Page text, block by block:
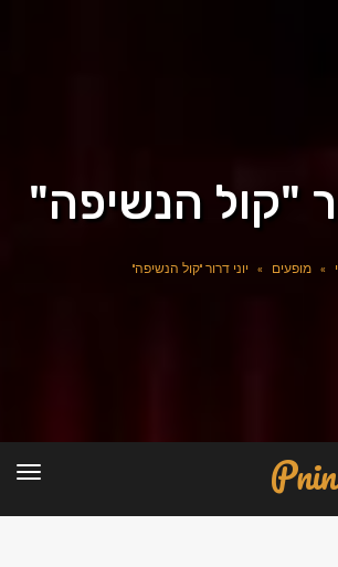
"קול הנשיפה"
» מופעים » יוני דרור "קול הנשיפה"